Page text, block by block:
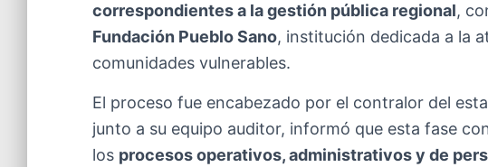
correspondientes a la gestión pública regional,
Fundación Pueblo Sano, institución dedicada a la
comunidades vulnerables.
El proceso fue encabezado por el contralor del
junto a su equipo auditor, informó que esta fase
los procesos operativos, administrativos y de